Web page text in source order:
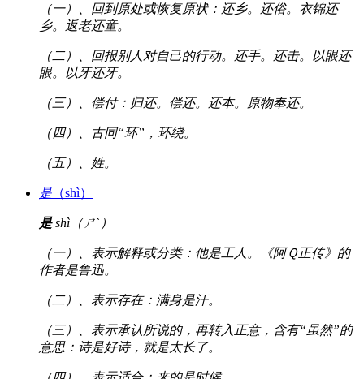
（一）、回到原处或恢复原状：还乡。还俗。衣锦还
乡。返老还童。
（二）、回报别人对自己的行动。还手。还击。以眼还
眼。以牙还牙。
（三）、偿付：归还。偿还。还本。原物奉还。
（四）、古同“环”，环绕。
（五）、姓。
是 （shì）
是shì（ㄕˋ）
（一）、表示解释或分类：他是工人。《阿Ｑ正传》的
作者是鲁迅。
（二）、表示存在：满身是汗。
（三）、表示承认所说的，再转入正意，含有“虽然”的
意思：诗是好诗，就是太长了。